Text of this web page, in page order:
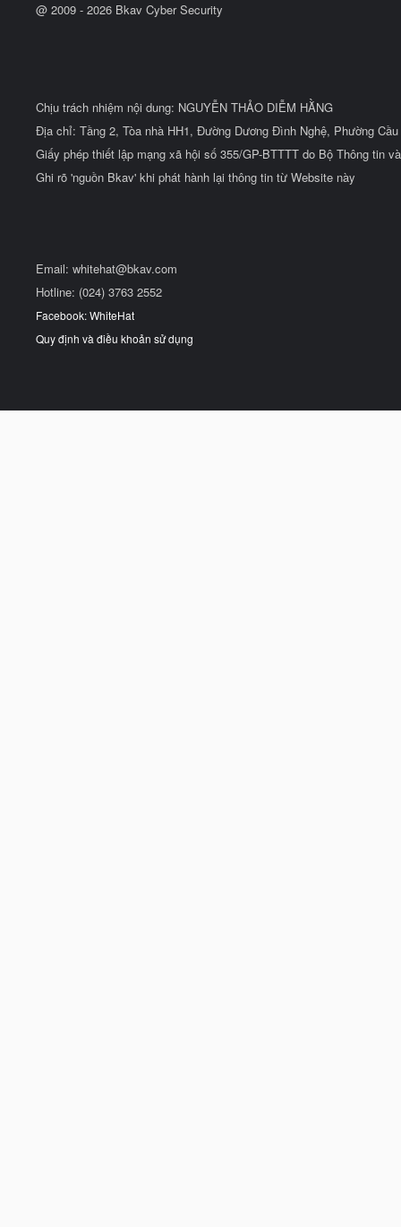
@ 2009 - 2026 Bkav Cyber Security
Chịu trách nhiệm nội dung: NGUYỄN THẢO DIỄM HẰNG
Địa chỉ: Tầng 2, Tòa nhà HH1, Đường Dương Đình Nghệ, Phường
Giấy phép thiết lập mạng xã hội số 355/GP-BTTTT do Bộ Thông tin
Ghi rõ 'nguồn Bkav' khi phát hành lại thông tin từ Website này
Email: whitehat@bkav.com
Hotline: (024) 3763 2552
Facebook: WhiteHat
Quy định và điều khoản sử dụng